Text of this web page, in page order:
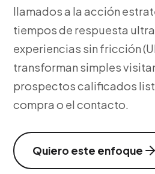
llamados a la acción
tiempos de respuesta
experiencias sin fricción
transforman simples
prospectos calificados
compra o el contacto.
Quiero este enfoque